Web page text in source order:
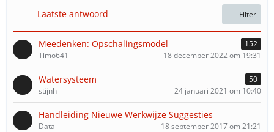
ä
g
e
e
t
r
ä
g
e
Laatste antwoord Filter
Meedenken: Opschalingsmodel
152
Timo641
18 december 2022 om 19:31
Watersysteem
50
stijnh
24 januari 2021 om 10:40
Handleiding Nieuwe Werkwijze Suggesties
Data 18 september 2017 om 21:21